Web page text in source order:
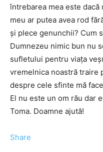
întrebarea mea este
meu ar putea avea rod
și plece genunchii? Cum
Dumnezeu nimic bun nu
sufletului pentru viața
vremelnica noastră traire
despre cele sfinte mă
El nu este un om rău dar
Toma. Doamne ajută!
Share